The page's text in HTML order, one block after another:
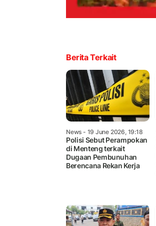
Berita Terkait
News - 19 June 2026, 19:18
Polisi Sebut Perampokan
di Menteng terkait
Dugaan Pembunuhan
Berencana Rekan Kerja